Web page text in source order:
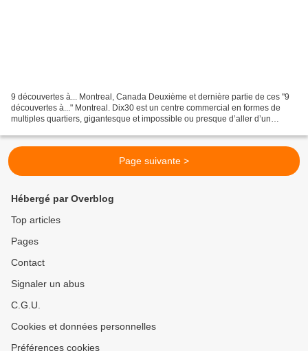
9 découvertes à... Montreal, Canada Deuxième et dernière partie de ces "9
découvertes à..." Montreal. Dix30 est un centre commercial en formes de
multiples quartiers, gigantesque et impossible ou presque d’aller d’un
Page suivante >
Hébergé par Overblog
Top articles
Pages
Contact
Signaler un abus
C.G.U.
Cookies et données personnelles
Préférences cookies